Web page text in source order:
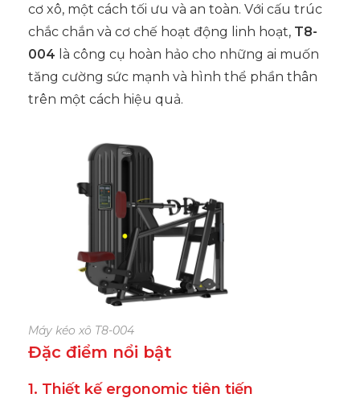
cơ xô, một cách tối ưu và an toàn. Với cấu trúc
chắc chắn và cơ chế hoạt động linh hoạt, T8-
004 là công cụ hoàn hảo cho những ai muốn
tăng cường sức mạnh và hình thể phần thân
trên một cách hiệu quả.
Máy kéo xô T8-004
Đặc điểm nổi bật
1. Thiết kế ergonomic tiên tiến